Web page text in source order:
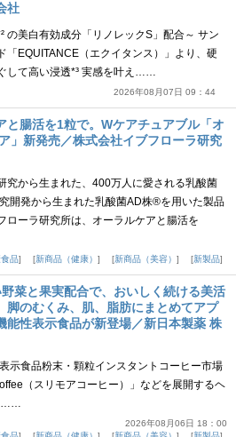
社
の美白有効成分「リノレックS」配合～ サン
「EQUITANCE（エクイタンス）」より、硬
して高い浸透*³ 実感を叶え……
2026年08月07日 09：44
と腸活を1粒で。Wケアチュアブル「オ
」新発売／株式会社イブフローラ研究
究から生まれた、400万人に愛される乳酸菌
開発から生まれた乳酸菌AD株®を用いた製品
ローラ研究所は、オーラルケアと腸活を
品 新商品（健康） 新商品（美容） 新製品
菜と果実配合で、おいしく続ける美活
脚のむくみ、肌、脂肪にまとめてアプ
能性表示食品が新登場／新日本製薬 株
示食品粉末・顆粒インスタントコーヒー市場
（スリモアコーヒー）」などを展開するヘ
2026年08月06日 18：00